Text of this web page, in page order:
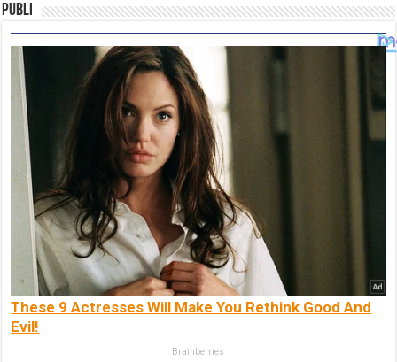
Publi
These 9 Actresses Will Make You Rethink Good And
Evil!
Brainberries